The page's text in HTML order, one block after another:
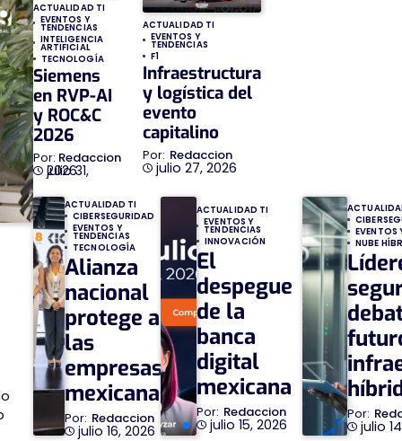
ACTUALIDAD TI
EVENTOS Y
TENDENCIAS
INTELIGENCIA
ARTIFICIAL
TECNOLOGÍA
Siemens
en RVP-AI
y ROC&C
2026
Redaccion
julio 31, 2026
ACTUALIDAD TI
EVENTOS Y
TENDENCIAS
F1
Infraestructura
y logística del
evento
capitalino
Redaccion
julio 27, 2026
ACTUALIDAD TI
CIBERSEGURIDAD
EVENTOS Y
TENDENCIAS
TECNOLOGÍA
Alianza
nacional
protege a
las
empresas
mexicanas
Redaccion
julio 16, 2026
ACTUALIDAD TI
EVENTOS Y
TENDENCIAS
INNOVACIÓN
El
despegue
de la
banca
digital
mexicana
Redaccion
julio 15, 2026
EVENTOS
NUBE
julio